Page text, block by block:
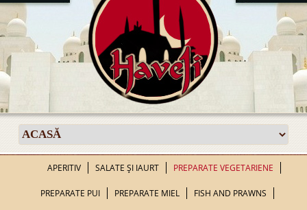
APERITIV SALATE ŞI IAURT PREPARATE VEGETARIENE
PREPARATE PUI PREPARATE MIEL FISH AND PRAWNS